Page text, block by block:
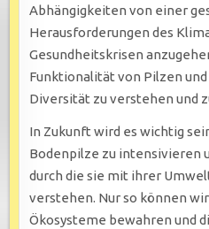
Abhängigkeiten von einer
Herausforderungen des
Gesundheitskrisen
Funktionalität von Pilzen
Diversität zu verstehen und
In Zukunft wird es wichtig
Bodenpilze zu intensivieren
durch die sie mit ihrer
verstehen. Nur so können
Ökosysteme bewahren und